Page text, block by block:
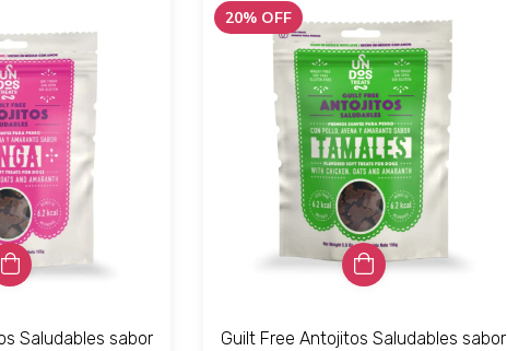
Saludables sabor
20% OFF
Guilt Free Antojitos Saludables sabor